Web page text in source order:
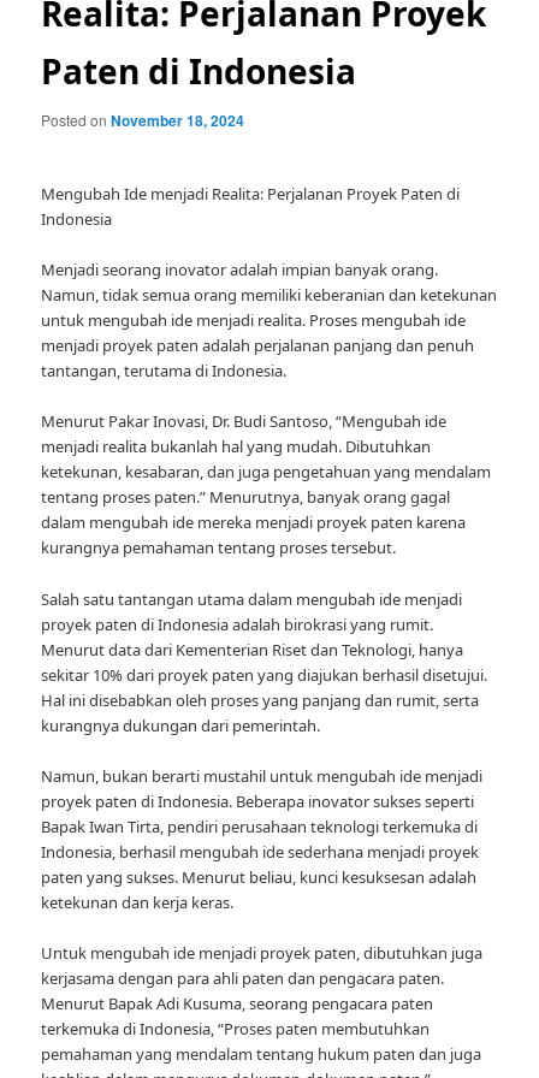
Realita: Perjalanan Proyek
Paten di Indonesia
Posted onNovember 18, 2024
Mengubah Ide menjadi Realita: Perjalanan Proyek Paten di
Indonesia
Menjadi seorang inovator adalah impian banyak orang.
Namun, tidak semua orang memiliki keberanian dan ketekunan
untuk mengubah ide menjadi realita. Proses mengubah ide
menjadi proyek paten adalah perjalanan panjang dan penuh
tantangan, terutama di Indonesia.
Menurut Pakar Inovasi, Dr. Budi Santoso, “Mengubah ide
menjadi realita bukanlah hal yang mudah. Dibutuhkan
ketekunan, kesabaran, dan juga pengetahuan yang mendalam
tentang proses paten.” Menurutnya, banyak orang gagal
dalam mengubah ide mereka menjadi proyek paten karena
kurangnya pemahaman tentang proses tersebut.
Salah satu tantangan utama dalam mengubah ide menjadi
proyek paten di Indonesia adalah birokrasi yang rumit.
Menurut data dari Kementerian Riset dan Teknologi, hanya
sekitar 10% dari proyek paten yang diajukan berhasil disetujui.
Hal ini disebabkan oleh proses yang panjang dan rumit, serta
kurangnya dukungan dari pemerintah.
Namun, bukan berarti mustahil untuk mengubah ide menjadi
proyek paten di Indonesia. Beberapa inovator sukses seperti
Bapak Iwan Tirta, pendiri perusahaan teknologi terkemuka di
Indonesia, berhasil mengubah ide sederhana menjadi proyek
paten yang sukses. Menurut beliau, kunci kesuksesan adalah
ketekunan dan kerja keras.
Untuk mengubah ide menjadi proyek paten, dibutuhkan juga
kerjasama dengan para ahli paten dan pengacara paten.
Menurut Bapak Adi Kusuma, seorang pengacara paten
terkemuka di Indonesia, “Proses paten membutuhkan
pemahaman yang mendalam tentang hukum paten dan juga